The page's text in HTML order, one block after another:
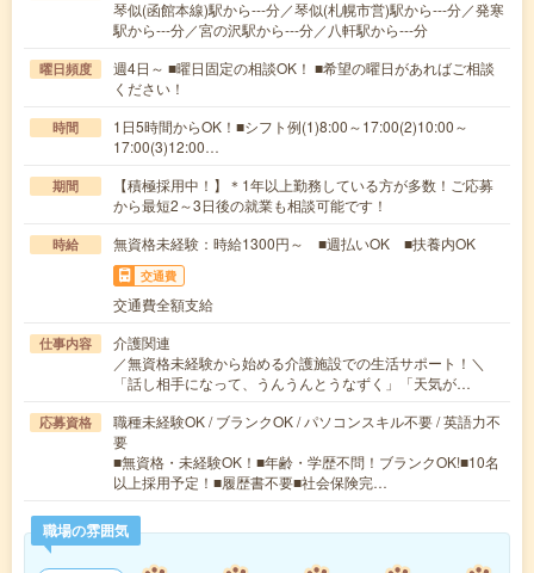
琴似(函館本線)駅から---分／琴似(札幌市営)駅から---分／発寒
駅から---分／宮の沢駅から---分／八軒駅から---分
曜日頻度
週4日～ ■曜日固定の相談OK！ ■希望の曜日があればご相談
ください！
時間
1日5時間からOK！■シフト例(1)8:00～17:00(2)10:00～
17:00(3)12:00…
期間
【積極採用中！】＊1年以上勤務している方が多数！ご応募
から最短2～3日後の就業も相談可能です！
時給 無資格未経験：時給1300円～ ■週払いOK ■扶養内OK
交通費
交通費全額支給
仕事内容
介護関連
／無資格未経験から始める介護施設での生活サポート！＼
「話し相手になって、うんうんとうなずく」「天気が…
応募資格
職種未経験OK / ブランクOK / パソコンスキル不要 / 英語力不
要
■無資格・未経験OK！■年齢・学歴不問！ブランクOK!■10名
以上採用予定！■履歴書不要■社会保険完…
職場の雰囲気